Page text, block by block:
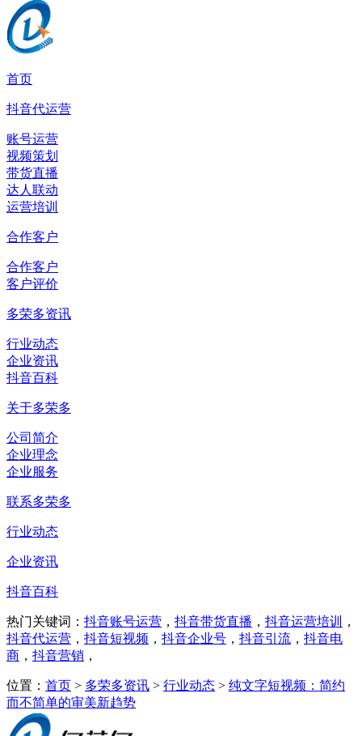
首页
抖音代运营
账号运营
视频策划
带货直播
达人联动
运营培训
合作客户
合作客户
客户评价
多荣多资讯
行业动态
企业资讯
抖音百科
关于多荣多
公司简介
企业理念
企业服务
联系多荣多
行业动态
企业资讯
抖音百科
热门关键词： 抖音账号运营 ， 抖音带货直播 ， 抖音运营培训
，
抖音代运营 ， 抖音短视频 ， 抖音企业号 ， 抖音引流 ， 抖音电
商 ， 抖音营销 ，
位置： 首页 > 多荣多资讯 > 行业动态 > 纯文字短视频：简约
而不简单的审美新趋势